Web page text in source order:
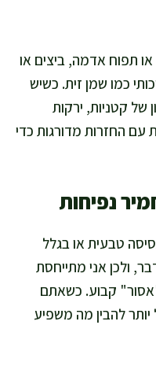
תפוח אדמה, ביצים או
כמו שמן זית. כשיש
של קטניות, ירקות
עם החזרות מדורגות כדי
נפיחות
טבעית או בגלל
ולכן אני מתייחסת
קבוע. כשאתם
להבין מה משפיע